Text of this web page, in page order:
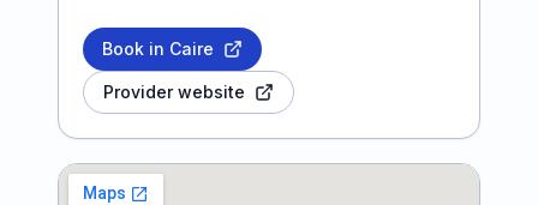
Book in Caire
Provider website